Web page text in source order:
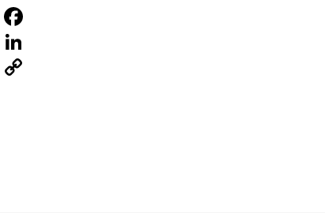
Facebook
LinkedIn